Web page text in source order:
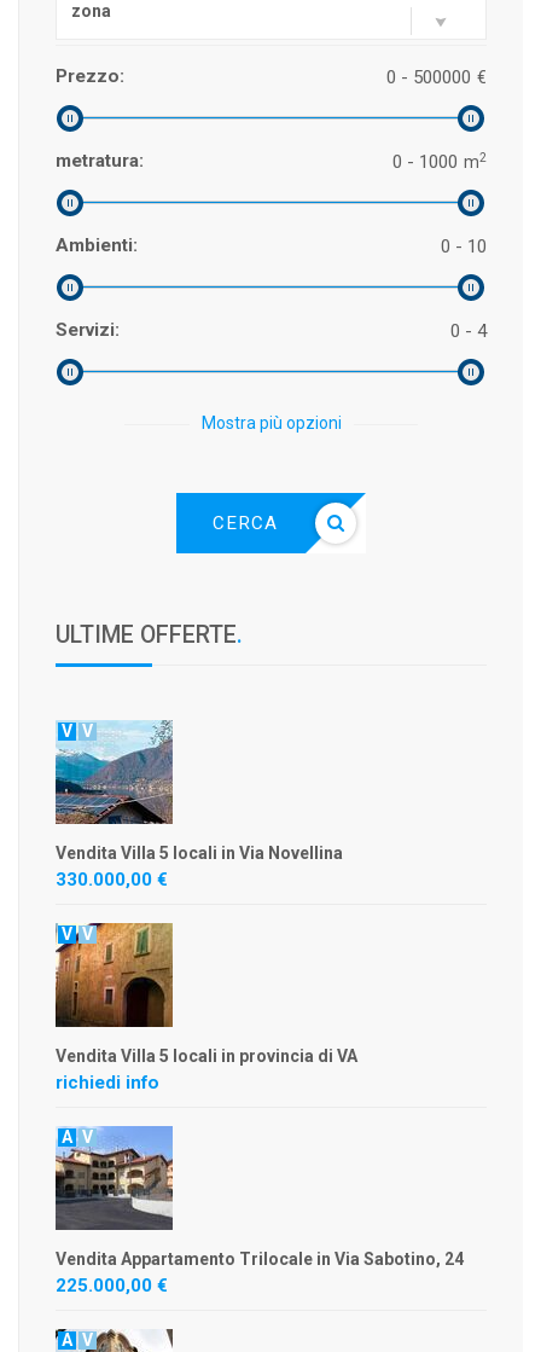
zona
Prezzo: €
0 - 500000
metratura: m2
0 - 1000
Ambienti: 0 - 10
Servizi: 0 - 4
Mostra più opzioni
CERCA
ULTIME OFFERTE.
V V
Vendita Villa 5 locali in Via Novellina
330.000,00 €
V V
Vendita Villa 5 locali in provincia di VA
richiedi info
A V
Vendita Appartamento Trilocale in Via Sabotino, 24
225.000,00 €
A V